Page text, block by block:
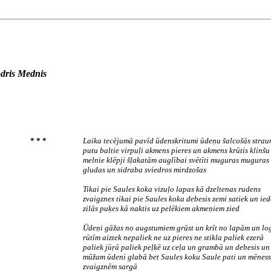
Mednis
* * *
Laika tecējumā pavīd ūdenskritumi ūdeņu šalcošās
putu baltie virpuļi akmens pieres un akmens krūtis klinšu
melnie klēpji šļakatām auglībai svētīti muguras muguras
gludas un sidraba sviedros mirdzošas
Tikai pie Saules koka vizuļo lapas kā dzeltenas rudens
zvaigznes tikai pie Saules koka debesis zemi satiek un
zilās puķes kā naktis uz pelēkiem akmeņiem zied
Ūdeņi gāžas no augstumiem grūst un krīt no lapām un
rūtīm aiztek nepaliek ne uz pieres ne stikla paliek ezerā
paliek jūŗā paliek peļķē uz ceļa un grambā un debesis
mūžam ūdeni glabā bet Saules koku Saule pati un
zvaigznēm sargā